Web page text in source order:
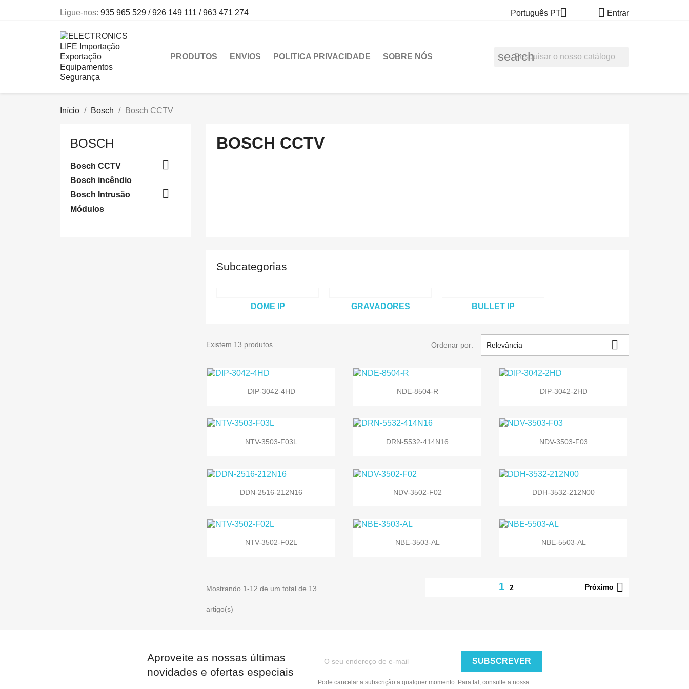
Ligue-nos: 935 965 529 / 926 149 111 / 963 471 274 Português PT  Entrar
PRODUTOS ENVIOS POLITICA PRIVACIDADE SOBRE NÓS search
Início Bosch Bosch CCTV
BOSCH
Bosch CCTV 
Bosch incêndio
Bosch Intrusão

Módulos
BOSCH CCTV
Subcategorias
DOME IP GRAVADORES BULLET IP
Existem 13 produtos. Ordenar por: Relevância 
 Vista rápida
DIP-3042-4HD  Vista rápida
NDE-8504-R  Vista rápida
DIP-3042-2HD
 Vista rápida
NTV-3503-F03L  Vista rápida
DRN-5532-414N16  Vista rápida
NDV-3503-F03
 Vista rápida
DDN-2516-212N16  Vista rápida
NDV-3502-F02  Vista rápida
DDH-3532-212N00
 Vista rápida
NTV-3502-F02L  Vista rápida
NBE-3503-AL  Vista rápida
NBE-5503-AL
Mostrando 1-12 de um total de 13
artigo(s)
1 2 Próximo 
Aproveite as nossas últimas
novidades e ofertas especiais
Pode cancelar a subscrição a qualquer momento. Para tal, consulte a nossa